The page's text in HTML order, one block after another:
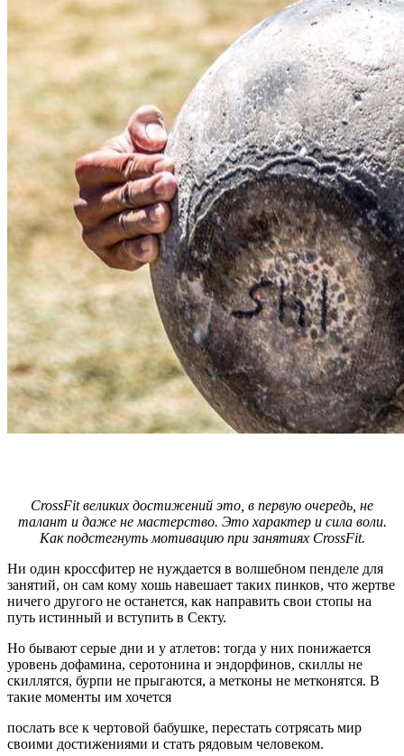
CrossFit великих достижений это, в первую очередь, не
талант и даже не мастерство. Это характер и сила воли.
Как подстегнуть мотивацию при занятиях CrossFit.
Ни один кроссфитер не нуждается в волшебном пенделе для
занятий, он сам кому хошь навешает таких пинков, что жертве
ничего другого не останется, как направить свои стопы на
путь истинный и вступить в Секту.
Но бывают серые дни и у атлетов: тогда у них понижается
уровень дофамина, серотонина и эндорфинов, скиллы не
скиллятся, бурпи не прыгаются, а метконы не метконятся. В
такие моменты им хочется
послать все к чертовой бабушке, перестать сотрясать мир
своими достижениями и стать рядовым человеком.